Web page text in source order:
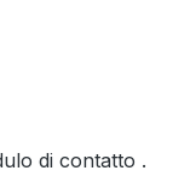
di contatto .